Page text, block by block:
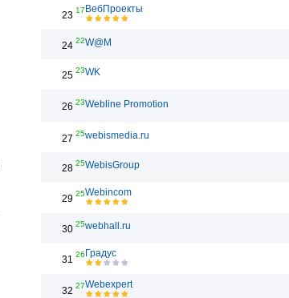
23 17 ВебПроекты
24 22W@M
25 23WK
26 23Webline Promotion
27 25webismedia.ru
28 25WebisGroup
29 25Webincom
30 25webhall.ru
31 26 Градус
32 27Webexpert